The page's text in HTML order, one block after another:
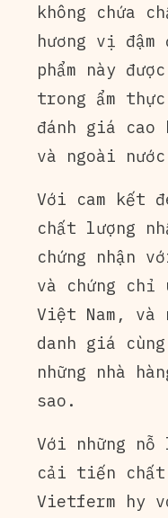
không chứa
hương vị đậm
phẩm này
trong ẩm
đánh giá cao
và ngoài
Với cam kết
chất lượng
chứng nhận
và chứng chỉ
Việt Nam, và
danh giá
những nhà
sao.
Với những nỗ
cải tiến chất
Vietferm hy